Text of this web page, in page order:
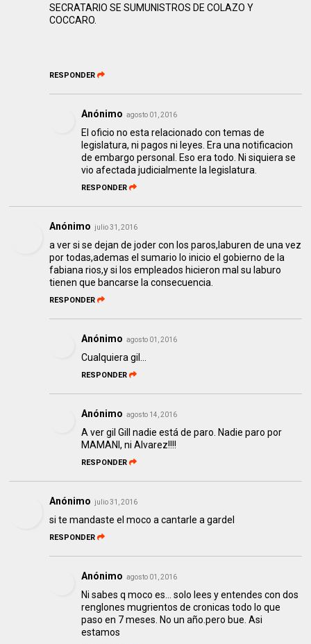
SECRATARIO SE SUMUNISTROS DE COLAZO Y
COCCARO.
RESPONDER
Anónimo agosto 01, 2016
El oficio no esta relacionado con temas de
legislatura, ni pagos ni leyes. Era una notificacion
de embargo personal. Eso era todo. Ni siquiera se
vio afectada judicialmente la legislatura.
RESPONDER
Anónimo julio 31, 2016
a ver si se dejan de joder con los paros,laburen de una vez
por todas,ademas el sumario lo inicio el gobierno de la
fabiana rios,y si los empleados hicieron mal su laburo
tienen que bancarse la consecuencia.
RESPONDER
Anónimo agosto 01, 2016
Cualquiera gil...
RESPONDER
Anónimo agosto 14, 2016
A ver gil Gill nadie está de paro. Nadie paro por
MAMANI, ni Alvarez!!!!
RESPONDER
Anónimo julio 31, 2016
si te mandaste el moco a cantarle a gardel
RESPONDER
Anónimo agosto 01, 2016
Ni sabes q moco es... solo lees y entendes con dos
renglones mugrientos de cronicas todo lo que
paso en 7 meses. No un año.pero bue. Asi
estamos